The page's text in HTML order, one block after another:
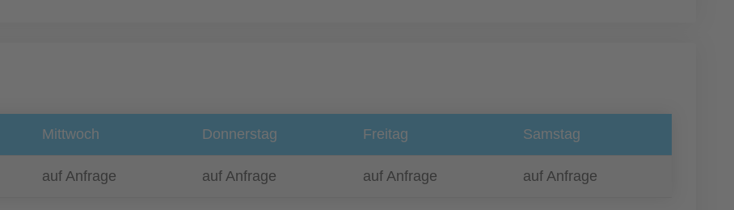
Mittwoch Donnerstag Freitag Samstag
auf Anfrage auf Anfrage auf Anfrage auf Anfrage